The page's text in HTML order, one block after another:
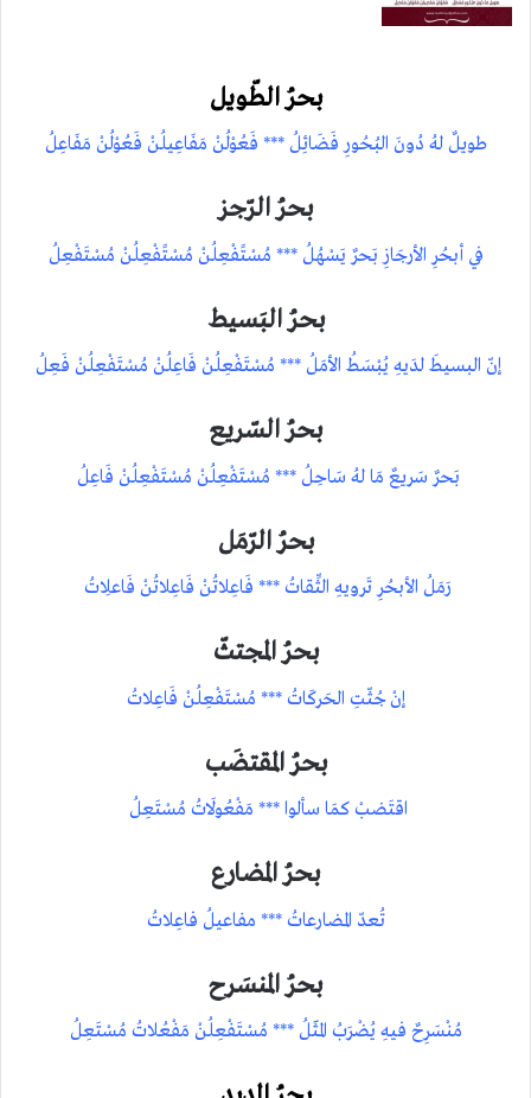
بحرُ الطّويل
طويلٌ لهُ دُونَ البُحُورِ فَضَائِلُ *** فَعُوْلُنْ مَفَاعِيلُنْ فَعُوْلُنْ مَفَاعِلُ
بحرُ الرّجز
في أبحُرِ الأرجَازِ بَحرٌ يَسْهُلُ *** مُسْتًفْعِلُنْ مُسْتًفْعِلُنْ مُسْتَفْعِلُ
بحرُ البَسيط
إنّ البسيطَ لدَيهِ يُبْسَطُ الأمَلُ *** مُسْتَفْعِلُنْ فَاعِلُنْ مُسْتَفْعِلُنْ فَعِلُ
بحرُ السّريع
بَحرٌ سَريعٌ مَا لهُ سَاحِلُ *** مُسْتَفْعِلُنْ مُسْتَفْعِلُنْ فَاعِلُ
بحرُ الرّمَل
رَمَلُ الأبحُرِ تَرويهِ الثِّقاتُ *** فَاعِلاتُنْ فَاعِلاتُنْ فَاعلِاتُ
بحرُ المجتثّ
إنْ جُثّتِ الحَركَاتُ *** مُسْتَفْعِلُنْ فَاعِلاتُ
بحرُ المقتضَب
اقتَضبْ كمَا سألوا *** مَفْعُولَاتُ مُسْتَعِلُ
بحرُ المضارع
تُعدّ المضارعاتُ *** مفاعيلُ فاعِلاتُ
بحرُ المنسَرح
مُنْسَرِحٌ فيهِ يُضْرَبُ المَثَلُ *** مُسْتَفْعِلُنْ مَفْعُلاتُ مُسْتَعِلُ